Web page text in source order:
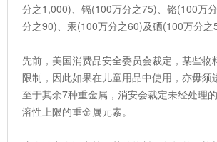
分之1,000)、镉(100万分之75)、铬(100万
分之90)、汞(100万分之60)及硒(100万分之
先前，美国消费品安全委员会裁定，某些物
限制，因此如果在儿童用品中使用，亦毋须
至于其余7种重金属，消安会裁定未经处理
溶性上限的重金属元素。